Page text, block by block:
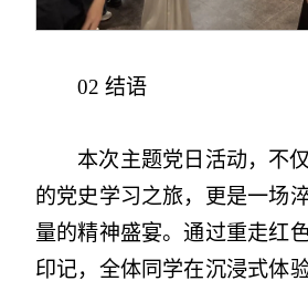
02 结语
本次主题党日活动，不
的党史学习之旅，更是一场
量的精神盛宴。通过重走红
印记，全体同学在沉浸式体